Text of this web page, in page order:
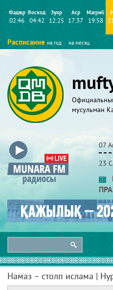
Фаджр
02:46
Восход
04:42
Зухр
12:25
Аср
17:37
Магриб
19:58
Расписание на год на месяц
мусульман
07
23
Намаз – столп ислама |